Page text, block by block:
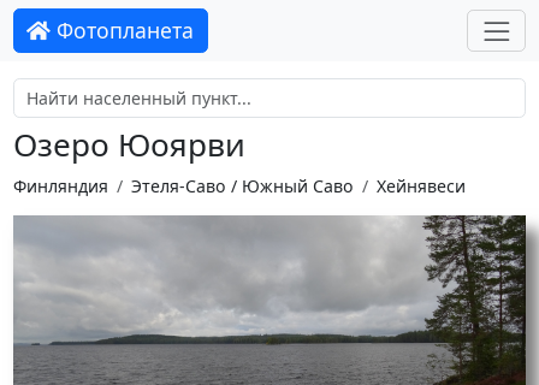
Фотопланета
Озеро Юоярви
Финляндия Этеля-Саво / Южный Саво Хейнявеси